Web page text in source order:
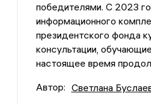
победителями. С 2023
информационного
президентского фонда
консультации,
настоящее время
Автор: Светлана